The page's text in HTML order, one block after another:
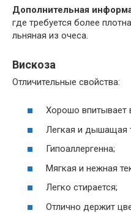
Дополнительная
где требуется более
льняная из очеса.
Вискоза
Отличительные свойства:
Хорошо впитывает
Легкая и дышащая
Гипоаллергенна;
Мягкая и нежная
Легко стирается;
Отлично держит